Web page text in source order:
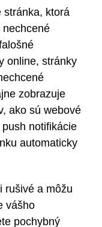
stránka, ktorá
nechcené
online, stránky
zobrazuje
ako sú webové
notifikácie
automaticky
rušivé a môžu
vášho
pochybný